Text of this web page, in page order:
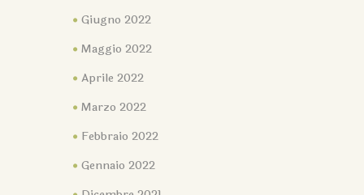
Giugno 2022
Maggio 2022
Aprile 2022
Marzo 2022
Febbraio 2022
Gennaio 2022